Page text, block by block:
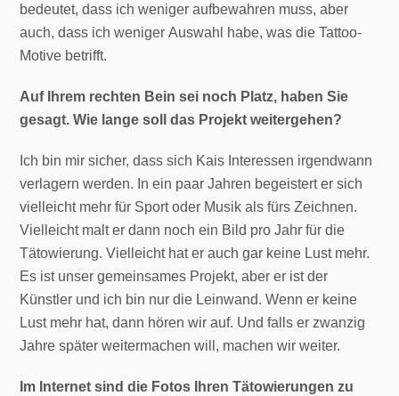
bedeutet, dass ich weniger aufbewahren muss, aber
auch, dass ich weniger Auswahl habe, was die Tattoo-
Motive betrifft.
Auf Ihrem rechten Bein sei noch Platz, haben Sie
gesagt. Wie lange soll das Projekt weitergehen?
Ich bin mir sicher, dass sich Kais Interessen irgendwann
verlagern werden. In ein paar Jahren begeistert er sich
vielleicht mehr für Sport oder Musik als fürs Zeichnen.
Vielleicht malt er dann noch ein Bild pro Jahr für die
Tätowierung. Vielleicht hat er auch gar keine Lust mehr.
Es ist unser gemeinsames Projekt, aber er ist der
Künstler und ich bin nur die Leinwand. Wenn er keine
Lust mehr hat, dann hören wir auf. Und falls er zwanzig
Jahre später weitermachen will, machen wir weiter.
Im Internet sind die Fotos Ihren Tätowierungen zu